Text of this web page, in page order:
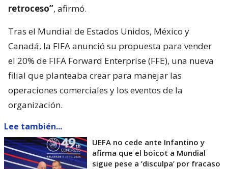
retroceso”, afirmó.
Tras el Mundial de Estados Unidos, México y
Canadá, la FIFA anunció su propuesta para vender
el 20% de FIFA Forward Enterprise (FFE), una nueva
filial que planteaba crear para manejar las
operaciones comerciales y los eventos de la
organización.
Lee también...
UEFA no cede ante Infantino y
afirma que el boicot a Mundial
sigue pese a ’disculpa’ por fracaso